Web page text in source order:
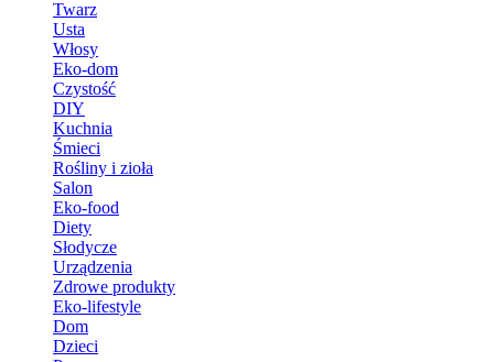
Twarz
Usta
Włosy
Eko-dom
Czystość
DIY
Kuchnia
Śmieci
Rośliny i zioła
Salon
Eko-food
Diety
Słodycze
Urządzenia
Zdrowe produkty
Eko-lifestyle
Dom
Dzieci